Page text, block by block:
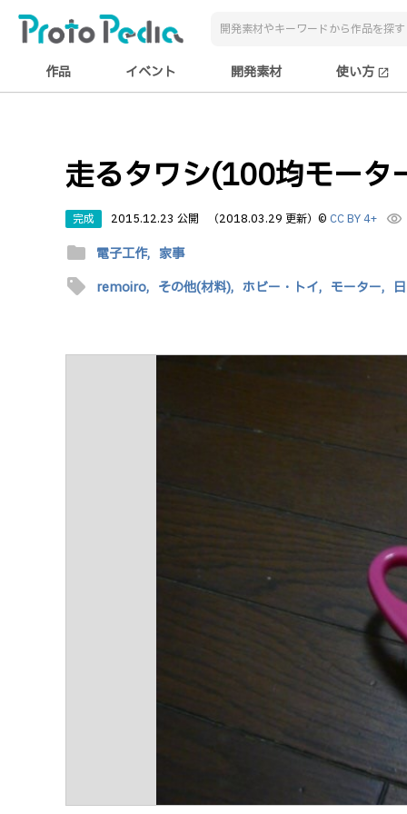
作品 イベント 開発素材 使い方 open_in_new
走るタワシ(100均モータ
完成 2015.12.23 公開 （2018.03.29 更新） © CC BY 4+ visibility
folder 電子工作, 家事
sell remoiro, その他(材料), ホビー・トイ, モーター,